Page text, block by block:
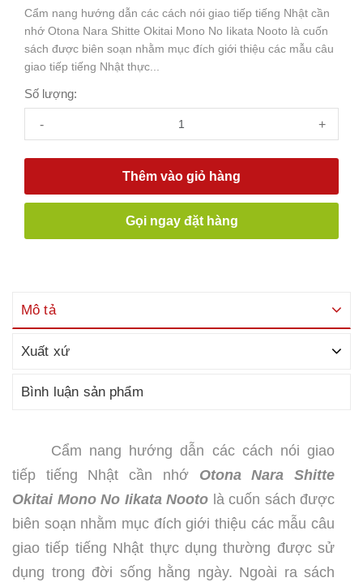
Cẩm nang hướng dẫn các cách nói giao tiếp tiếng Nhật cần
nhớ Otona Nara Shitte Okitai Mono No Iikata Nooto là cuốn
sách được biên soạn nhằm mục đích giới thiệu các mẫu câu
giao tiếp tiếng Nhật thực...
Số lượng:
- +
Thêm vào giỏ hàng
Gọi ngay đặt hàng
Mô tả
Xuất xứ
Bình luận sản phẩm
Cẩm nang hướng dẫn các cách nói giao
tiếp tiếng Nhật cần nhớ Otona Nara Shitte
Okitai Mono No Iikata Nooto là cuốn sách được
biên soạn nhằm mục đích giới thiệu các mẫu câu
giao tiếp tiếng Nhật thực dụng thường được sử
dụng trong đời sống hằng ngày. Ngoài ra sách